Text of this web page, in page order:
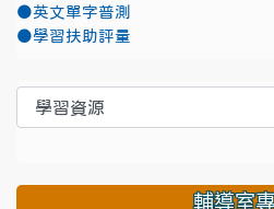
●英文單字普測
●學習扶助評量
輔導室